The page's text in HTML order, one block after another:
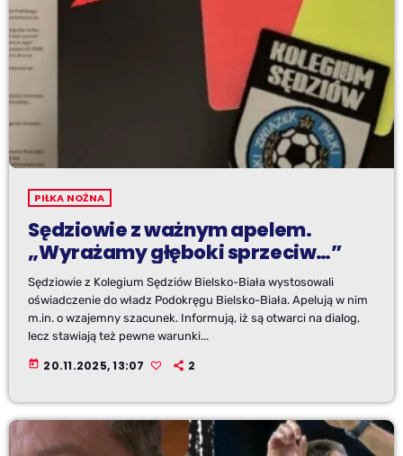
PIŁKA NOŻNA
Sędziowie z ważnym apelem.
„Wyrażamy głęboki sprzeciw…”
Sędziowie z Kolegium Sędziów Bielsko-Biała wystosowali
oświadczenie do władz Podokręgu Bielsko-Biała. Apelują w nim
m.in. o wzajemny szacunek. Informują, iż są otwarci na dialog,
lecz stawiają też pewne warunki...
today 20.11.2025, 13:07 2